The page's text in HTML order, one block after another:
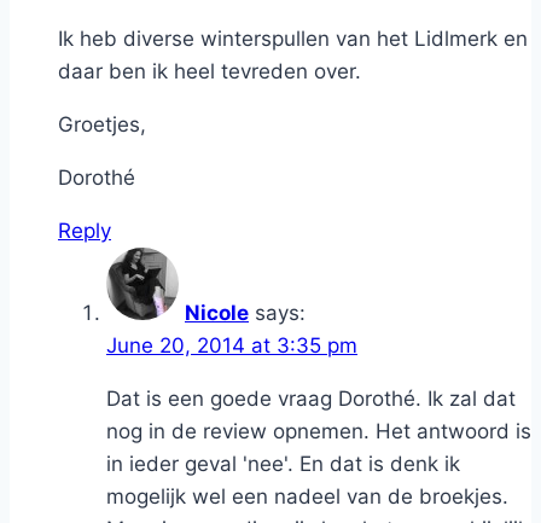
Ik heb diverse winterspullen van het Lidlmerk en
daar ben ik heel tevreden over.
Groetjes,
Dorothé
Reply
Nicole says:
June 20, 2014 at 3:35 pm
Dat is een goede vraag Dorothé. Ik zal dat
nog in de review opnemen. Het antwoord is
in ieder geval 'nee'. En dat is denk ik
mogelijk wel een nadeel van de broekjes.